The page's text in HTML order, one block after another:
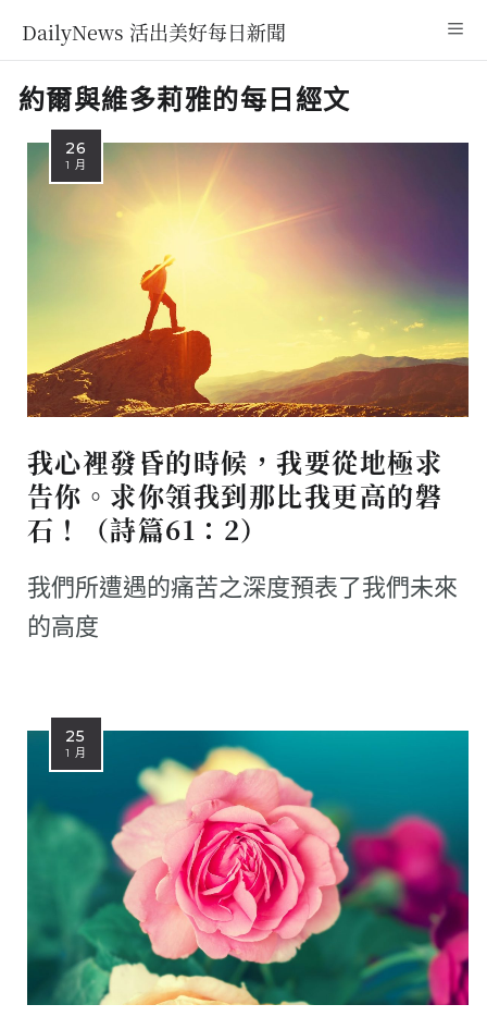
DailyNews 活出美好每日新聞
約爾與維多莉雅的每日經文
26
1 月
我心裡發昏的時候，我要從地極求
告你。求你領我到那比我更高的磐
石！（詩篇61：2）
我們所遭遇的痛苦之深度預表了我們未來
的高度
25
1 月